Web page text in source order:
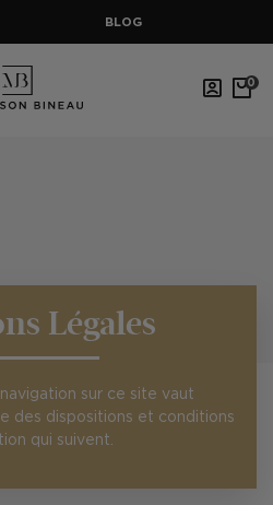
BLOG
0
Légales
sur ce site vaut
des dispositions et conditions
qui suivent.